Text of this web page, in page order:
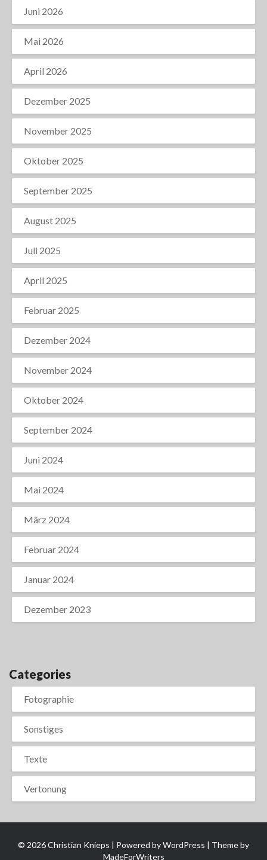
Juni 2026
Mai 2026
April 2026
Dezember 2025
November 2025
Oktober 2025
September 2025
August 2025
Juli 2025
April 2025
Februar 2025
Dezember 2024
November 2024
Oktober 2024
September 2024
Juni 2024
Mai 2024
März 2024
Februar 2024
Januar 2024
Dezember 2023
Categories
Fotographie
Sonstiges
Texte
Vertonung
© 2026 Christian Knieps | Powered byWordPress | Theme by
MadeForWriters